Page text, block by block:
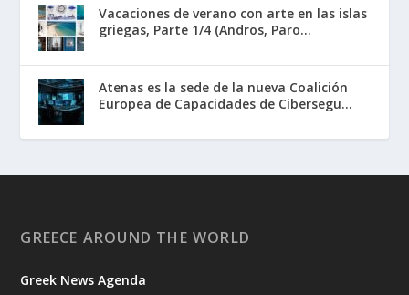
Vacaciones de verano con arte en las islas
griegas, Parte 1/4 (Andros, Paro...
Atenas es la sede de la nueva Coalición
Europea de Capacidades de Cibersegu...
GREECE AROUND THE WORLD
Greek News Agenda